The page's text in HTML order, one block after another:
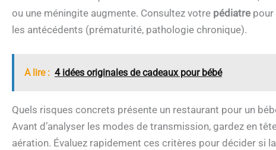
ou une méningite augmente. Consultez votre pédiatre pour
les antécédents (prématurité, pathologie chronique).
A lire : 4 idées originales de cadeaux pour bébé
Quels risques concrets présente un restaurant pour un
Avant d’analyser les modes de transmission, gardez en
aération. Évaluez rapidement ces critères pour décider si